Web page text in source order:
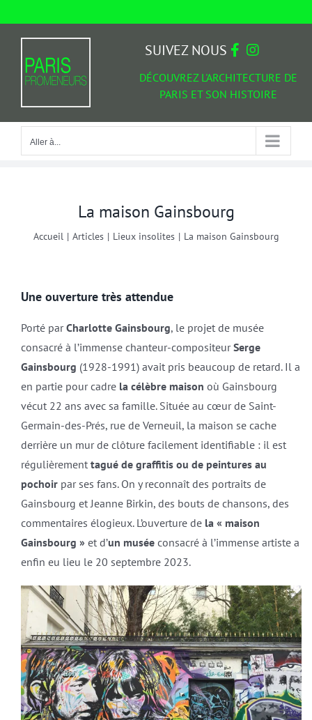
Aller à...
DÉCOUVREZ L'ARCHITECTURE DE
PARIS ET SON HISTOIRE
SUIVEZ NOUS
Aller à...
La maison Gainsbourg
Accueil | Articles | Lieux insolites | La maison Gainsbourg
Une ouverture très attendue
Porté parCharlotte Gainsbourg, le projet de musée
consacré à l’immense chanteur-compositeurSerge
Gainsbourg (1928-1991) avait pris beaucoup de retard. Il a
en partie pour cadre la célèbre maison où Gainsbourg
vécut 22 ans avec sa famille. Située au cœur de Saint-
Germain-des-Prés, rue de Verneuil, la maison se cache
derrière un mur de clôture facilement identifiable : il est
régulièrement tagué de graffitis ou de peintures au
pochoirpar ses fans. On y reconnaît des portraits de
Gainsbourg et Jeanne Birkin, des bouts de chansons, des
commentaires élogieux. L’ouverture de la « maison
Gainsbourg »et d’un muséeconsacré à l’immense artiste a
enfin eu lieu le 20 septembre 2023.